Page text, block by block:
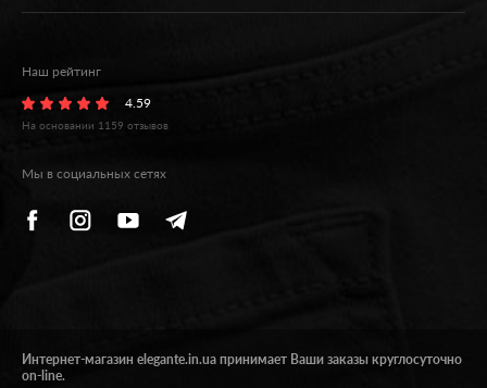
Наш рейтинг
4.59
На основании 1159 отзывов
Мы в социальных сетях
Интернет-магазин elegante.in.ua принимает Ваши заказы круглосуточно
on-line.